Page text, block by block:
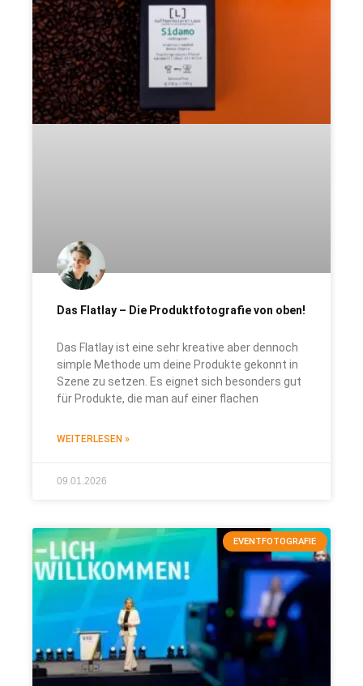
Das Flatlay – Die Produktfotografie von oben!
Das Flatlay ist eine sehr kreative aber dennoch
simple Methode um deine Produkte gekonnt in
Szene zu setzen. Es eignet sich besonders gut
für Produkte, die man auf einer flachen
WEITERLESEN »
09.01.2026
EVENTFOTOGRAFIE